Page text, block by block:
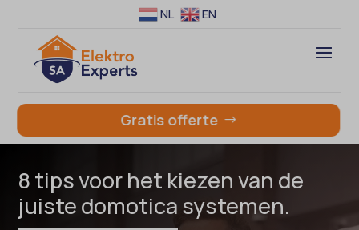
NL EN
Gratis offerte
8 tips voor het kiezen van de
juiste domotica systemen.